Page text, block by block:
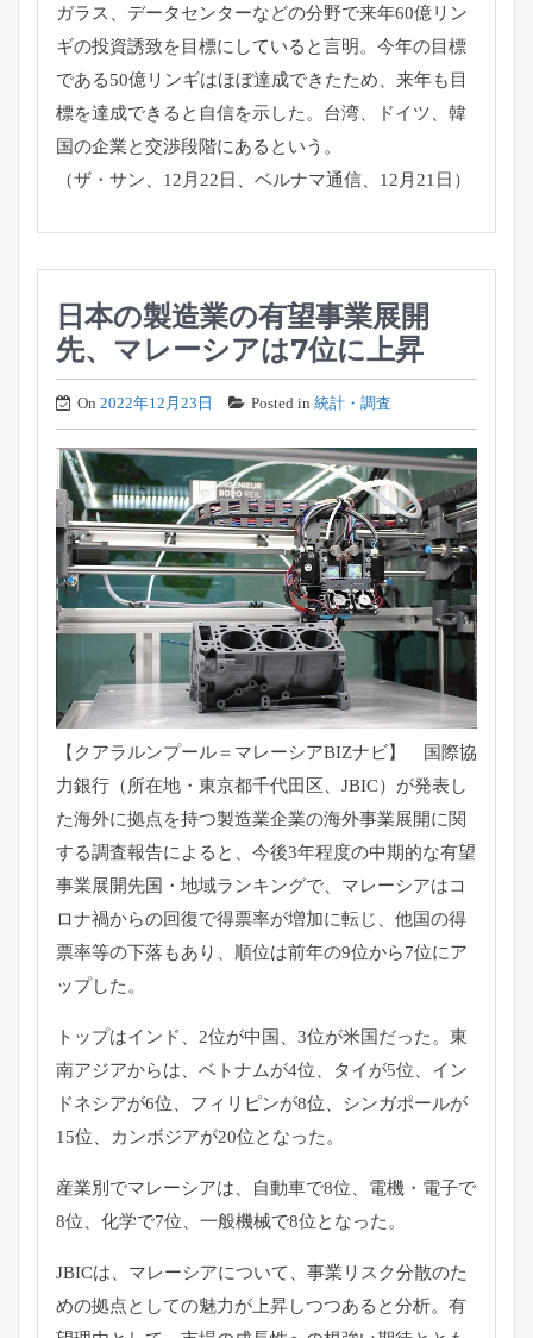
ガラス、 データセンターなどの分野で来年60億リン
ギの投資誘致を目標に していると言明。 今年の目標
である50億リンギはほぼ達成できたため、 来年も目
標を達成できると自信を示した。台湾、ドイツ、 韓
国の企業と交渉段階にあるという。
（ザ・サン、12月22日、ベルナマ通信、12月21日）
日本の製造業の有望事業展開
先、マレーシアは7位に上昇
On 2022年12月23日 Posted in 統計・調査
【クアラルンプール＝マレーシアBIZナビ】 国際協
力銀行（所在地・東京都千代田区、JBIC） が発表し
た海外に拠点を持つ製造業企業の海外事業展開に関
する調査報告によると、今後3年程度の中期的な有望
事業展開先国・ 地域ランキングで、 マレーシアはコ
ロナ禍からの回復で得票率が増加に転じ、 他国の得
票率等の下落もあり、
順位は前年の9位から7位にア
ップした。
トップはインド、2位が中国、3位が米国だった。 東
南アジアからは、ベトナムが4位、タイが5位、 イン
ドネシアが6位、フィリピンが8位、シンガポールが
15位、
カンボジアが20位となった。
産業別でマレーシアは、自動車で8位、電機・電子で
8位、 化学で7位、一般機械で8位となった。
JBICは、マレーシアについて、 事業リスク分散のた
めの拠点としての魅力が上昇しつつあると分析。有